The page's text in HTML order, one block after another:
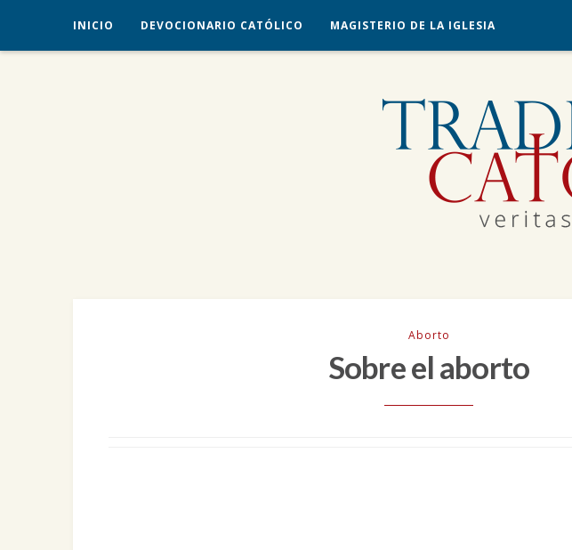
INICIO DEVOCIONARIO CATÓLICO MAGISTERIO DE LA IGLESIA
Aborto
Sobre el aborto